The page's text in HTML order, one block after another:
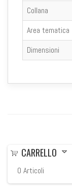
Collana
Area tematica
Dimensioni
CARRELLO
0 Articoli